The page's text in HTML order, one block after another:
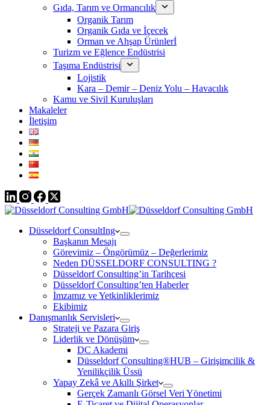
Gıda, Tarım ve Ormancılık
Organik Tarım
Organik Gıda ve İçecek
Orman ve Ahşap Ürünlerİ
Turizm ve Eğlence Endüstrisi
Taşıma Endüstrisi
Lojistik
Kara – Demir – Deniz Yolu – Havacılık
Kamu ve Sivil Kuruluşları
Makaleler
İletişim
Düsseldorf ConsultIng
Başkanın Mesajı
Görevimiz – Öngörümüz – Değerlerimiz
Neden DÜSSELDORF CONSULTING ?
Düsseldorf Consulting’in Tarihçesi
Düsseldorf Consulting’ten Haberler
İmzamız ve Yetkinliklerimiz
Ekibimiz
Danışmanlık Servisleri
Strateji ve Pazara Giriş
Liderlik ve Dönüşüm
DC Akademi
Düsseldorf Consulting®HUB – Girişimcilik &
Yenilikçilik Üssü
Yapay Zekâ ve Akıllı Şirket
Gerçek Zamanlı Görsel Veri Yönetimi